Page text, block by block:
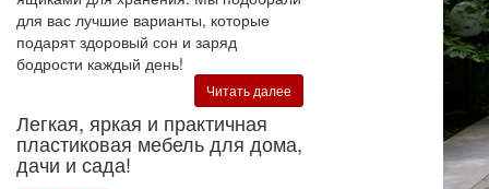
для вас лучшие варианты, которые
подарят здоровый сон и заряд
бодрости каждый день!
Читать далее
Легкая, яркая и практичная
пластиковая мебель для дома,
дачи и сада!